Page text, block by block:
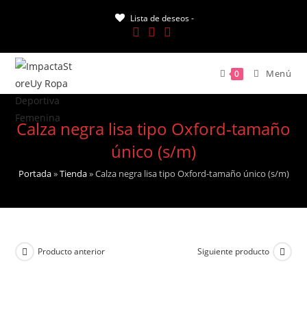
Lista de deseos -
0 Menú
Calza negra lisa tipo Oxford-tamaño
único (s/m)
Portada»Tienda»Calza negra lisa tipo Oxford-tamaño único (s/m)
Producto anterior Siguiente producto